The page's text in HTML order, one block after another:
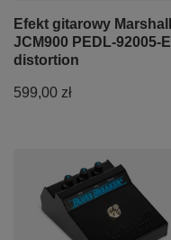
Efekt gitarowy Marshall
JCM900 PEDL-92005-E
distortion
599,00 zł